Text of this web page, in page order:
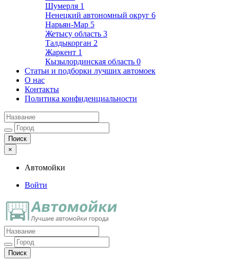
Шумерля 1
Ненецкий автономный округ 6
Нарьян-Мар 5
Жетысу область 3
Талдыкорган 2
Жаркент 1
Кызылординская область 0
Статьи и подборки лучших автомоек
О нас
Контакты
Политика конфиденциальности
×
Автомойки
Войти
Автомойки
Ещё один сайт на WordPress